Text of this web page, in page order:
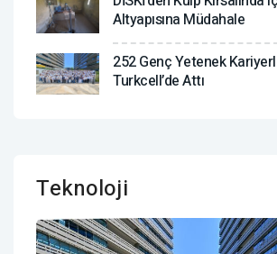
Altyapısına Müdahale
252 Genç Yetenek
Turkcell’de Attı
Teknoloji